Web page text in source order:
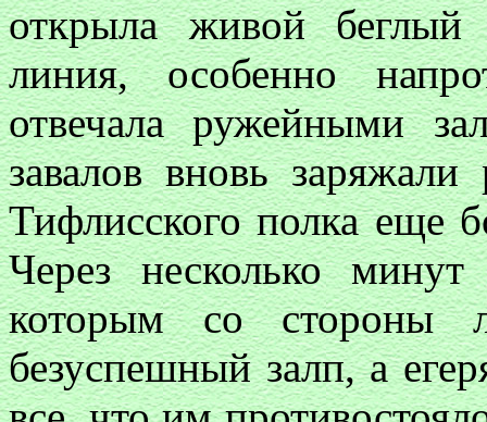
открыла живой беглый
линия, особенно
отвечала ружейными
завалов вновь
Тифлисского полка еще
Через несколько
которым со стороны
безуспешный залп, а